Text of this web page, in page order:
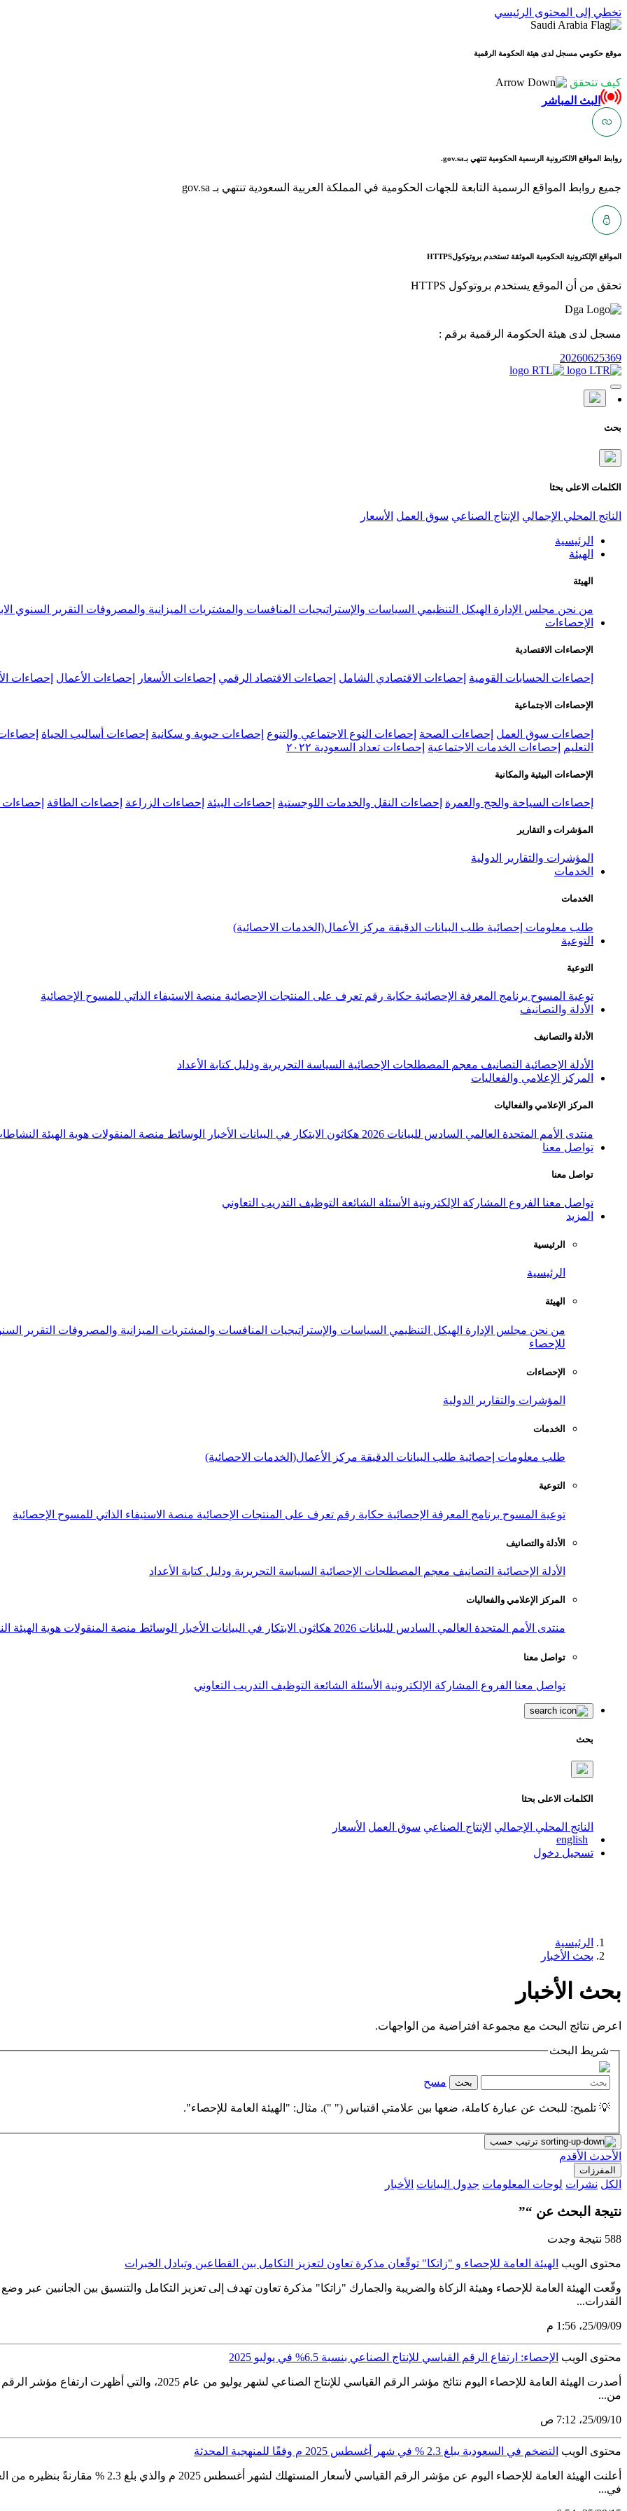
تخطي إلى المحتوى الرئيسي
موقع حكومي مسجل لدى هيئة الحكومة الرقمية
كيف تتحقق
البث المباشر
روابط المواقع الالكترونية الرسمية الحكومية تنتهي بـgov.sa.
جميع روابط المواقع الرسمية التابعة للجهات الحكومية في المملكة العربية السعودية تنتهي بـ gov.sa
المواقع الإلكترونية الحكومية الموثقة تستخدم بروتوكولHTTPS
تحقق من أن الموقع يستخدم بروتوكول HTTPS
مسجل لدى هيئة الحكومة الرقمية برقم :
20260625369
بحث
الكلمات الاعلى بحثا
الناتج المحلي الإجمالي الإنتاج الصناعي سوق العمل الأسعار
الرئيسية
الهيئة
الهيئة
من نحن مجلس الإدارة الهيكل التنظيمي السياسات والإستراتيجيات المنافسات والمشتريات الميزانية والمصروفات التقرير السنوي
الإحصاءات
الإحصاءات الاقتصادية
إحصاءات الحسابات القومية إحصاءات الاقتصادي الشامل إحصاءات الاقتصاد الرقمي إحصاءات الأسعار إحصاءات الأعمال إحصاءات
الإحصاءات الاجتماعية
إحصاءات سوق العمل إحصاءات الصحة إحصاءات النوع الاجتماعي والتنوع إحصاءات حيوية و سكانية إحصاءات أساليب الحياة
التعليم
إحصاءات الخدمات الاجتماعية إحصاءات تعداد السعودية ٢٠٢٢
الإحصاءات البيئية والمكانية
إحصاءات السياحة والحج والعمرة إحصاءات النقل والخدمات اللوجستية إحصاءات البيئة إحصاءات الزراعة إحصاءات الطاقة إحصاءات
المؤشرات و التقارير
المؤشرات والتقارير الدولية
الخدمات
الخدمات
طلب معلومات إحصائية طلب البيانات الدقيقة مركز الأعمال(الخدمات الاحصائية)
التوعية
التوعية
توعية المسوح برنامج المعرفة الإحصائية حكاية رقم تعرف على المنتجات الإحصائية منصة الاستيفاء الذاتي للمسوح الإحصائية
الأدلة والتصانيف
الأدلة والتصانيف
الأدلة الإحصائية التصانيف معجم المصطلحات الإحصائية السياسة التحريرية ودليل كتابة الأعداد
المركز الإعلامي والفعاليات
المركز الإعلامي والفعاليات
منتدى الأمم المتحدة العالمي السادس للبيانات 2026 هكاثون الابتكار في البيانات الأخبار الوسائط منصة المنقولات هوية الهيئة
تواصل معنا
تواصل معنا
تواصل معنا الفروع المشاركة الإلكترونية الأسئلة الشائعة التوظيف التدريب التعاوني
المزيد
الرئيسية
الرئيسية
الهيئة
من نحن مجلس الإدارة الهيكل التنظيمي السياسات والإستراتيجيات المنافسات والمشتريات الميزانية والمصروفات التقرير
للإحصاء
الإحصاءات
المؤشرات والتقارير الدولية
الخدمات
طلب معلومات إحصائية طلب البيانات الدقيقة مركز الأعمال(الخدمات الاحصائية)
التوعية
توعية المسوح برنامج المعرفة الإحصائية حكاية رقم تعرف على المنتجات الإحصائية منصة الاستيفاء الذاتي للمسوح الإحصائية
الأدلة والتصانيف
الأدلة الإحصائية التصانيف معجم المصطلحات الإحصائية السياسة التحريرية ودليل كتابة الأعداد
المركز الإعلامي والفعاليات
منتدى الأمم المتحدة العالمي السادس للبيانات 2026 هكاثون الابتكار في البيانات الأخبار الوسائط منصة المنقولات هوية الهيئة
تواصل معنا
تواصل معنا الفروع المشاركة الإلكترونية الأسئلة الشائعة التوظيف التدريب التعاوني
بحث
الكلمات الاعلى بحثا
الناتج المحلي الإجمالي الإنتاج الصناعي سوق العمل الأسعار
english
تسجيل دخول
الرئيسية
بحث الأخبار
بحث الأخبار
اعرض نتائج البحث مع مجموعة افتراضية من الواجهات.
شريط البحث
بحث مسح
💡 تلميح: للبحث عن عبارة كاملة، ضعها بين علامتي اقتباس (" "). مثال: "الهيئة العامة للإحصاء".
ترتيب حسب
الأحدث الأقدم
المفرزات
الكل نشرات لوحات المعلومات جدول البيانات الأخبار
نتيجة البحث عن “”
588 نتيجة وجدت
محتوى الويب الهيئة العامة للإحصاء و "زاتكا" توقّعان مذكرة تعاون لتعزيز التكامل بين القطاعين وتبادل الخبرات
وقّعت الهيئة العامة للإحصاء وهيئة الزكاة والضريبة والجمارك "زاتكا" مذكرة تعاون تهدف إلى تعزيز التكامل والتنسيق بين الجانبين عبر
القدرات...
09‏/09‏/25، 1:56 م
محتوى الويب الإحصاء: ارتفاع الرقم القياسي للإنتاج الصناعي بنسبة 6.5% في يوليو 2025
من...
10‏/09‏/25، 7:12 ص
محتوى الويب التضخم في السعودية يبلغ 2.3 % في شهر أغسطس 2025 م وفقًا للمنهجية المحدثة
أعلنت الهيئة العامة للإحصاء اليوم عن مؤشر
في...